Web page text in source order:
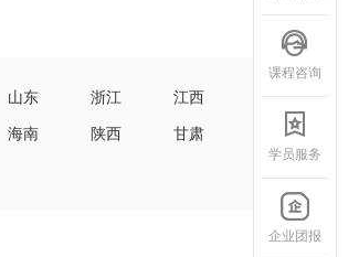
山东 浙江 江西
海南 陕西 甘肃
课程咨询
学员服务
企业团报